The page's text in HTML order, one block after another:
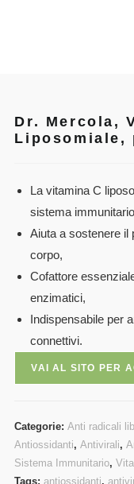
Dr. Mercola,
Liposomiale,
La vitamina C
sistema
Aiuta a sostenere il
corpo,
Cofattore
enzimatici,
Indispensabile per
connettivi.
VAI AL SITO PER
Categorie:Anti radicali
Antiossidanti,Antivirali,
Sistema Immunitario,
Tags:antiossidanti,